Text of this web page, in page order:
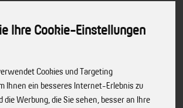
Ihre Cookie-Einstellungen
Cookies und Targeting
Ihnen ein besseres Internet-Erlebnis zu
die Werbung, die Sie sehen, besser an Ihre